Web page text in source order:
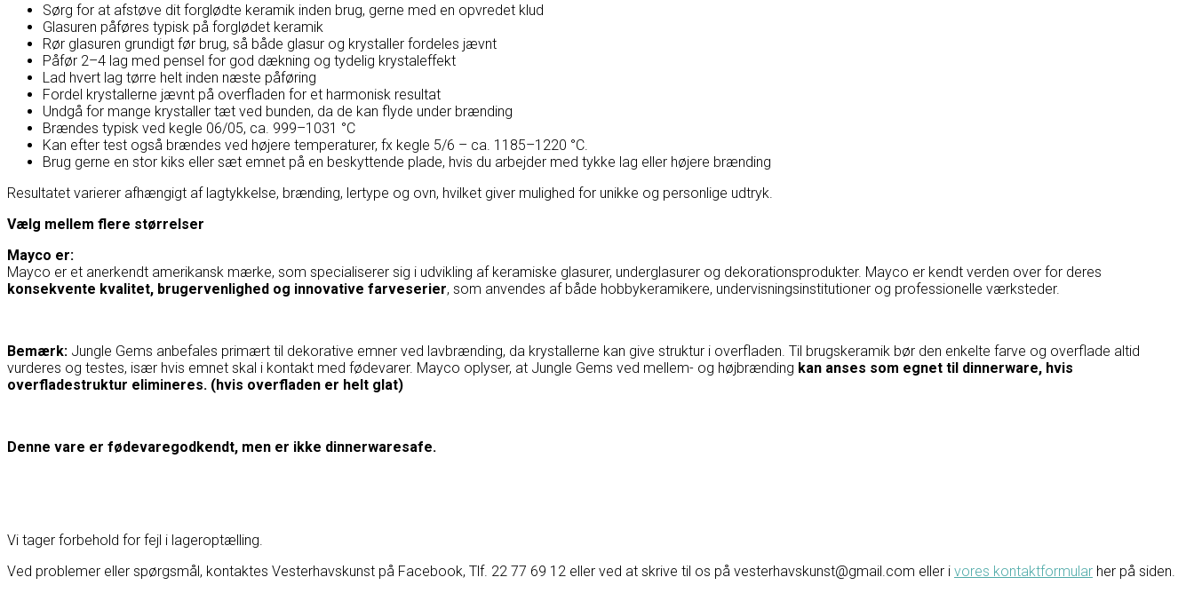
Sørg for at afstøve dit forglødte keramik inden brug, gerne med en opvredet klud
Glasuren påføres typisk på forglødet keramik
Rør glasuren grundigt før brug, så både glasur og krystaller fordeles jævnt
Påfør 2–4 lag med pensel for god dækning og tydelig krystaleffekt
Lad hvert lag tørre helt inden næste påføring
Fordel krystallerne jævnt på overfladen for et harmonisk resultat
Undgå for mange krystaller tæt ved bunden, da de kan flyde under brænding
Brændes typisk ved kegle 06/05, ca. 999–1031 °C
Kan efter test også brændes ved højere temperaturer, fx kegle 5/6 – ca. 1185–1220 °C.
Brug gerne en stor kiks eller sæt emnet på en beskyttende plade, hvis du arbejder med tykke lag eller højere brænding
Resultatet varierer afhængigt af lagtykkelse, brænding, lertype og ovn, hvilket giver mulighed for unikke og personlige udtryk.
Vælg mellem flere størrelser
Mayco er:
Mayco er et anerkendt amerikansk mærke, som specialiserer sig i udvikling af keramiske glasurer, underglasurer og dekorationsprodukter. Mayco er kendt verden over for deres
konsekvente kvalitet, brugervenlighed og innovative farveserier, som anvendes af både hobbykeramikere, undervisningsinstitutioner og professionelle værksteder.
Bemærk: Jungle Gems anbefales primært til dekorative emner ved lavbrænding, da krystallerne kan give struktur i overfladen. Til brugskeramik bør den enkelte farve og overflade altid
vurderes og testes, især hvis emnet skal i kontakt med fødevarer. Mayco oplyser, at Jungle Gems ved mellem- og højbrænding kan anses som egnet til dinnerware, hvis
overfladestruktur elimineres. (hvis overfladen er helt glat)
Denne vare er fødevaregodkendt, men er ikke dinnerwaresafe.
Vi tager forbehold for fejl i lageroptælling.
Ved problemer eller spørgsmål, kontaktes Vesterhavskunst på Facebook, Tlf. 22 77 69 12 eller ved at skrive til os på vesterhavskunst@gmail.com eller i vores kontaktformular her på siden.